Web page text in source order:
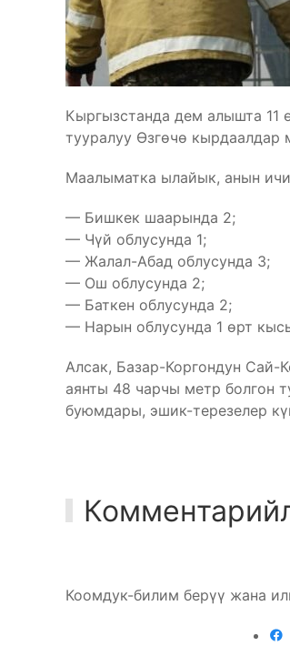
Кыргызстанда дем алышта 11
тууралуу Өзгөчө кырдаалдар
Маалыматка ылайык, анын
— Бишкек шаарында 2;
— Чүй облусунда 1;
— Жалал-Абад облусунда 3;
— Ош облусунда 2;
— Баткен облусунда 2;
— Нарын облусунда 1 өрт
Алсак, Базар-Коргондун
аянты 48 чарчы метр болгон
буюмдары, эшик-терезелер
Коомдук-билим берүү жана